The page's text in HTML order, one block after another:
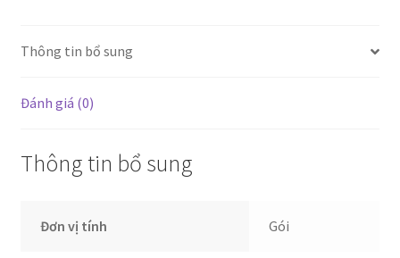
Thông tin bổ sung
Đánh giá (0)
Thông tin bổ sung
Đơn vị tính Gói